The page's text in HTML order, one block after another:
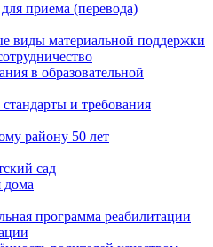
приема (перевода)
виды материальной поддержки
в образовательной
и требования
району 50 лет
сад
дома
программа реабилитации